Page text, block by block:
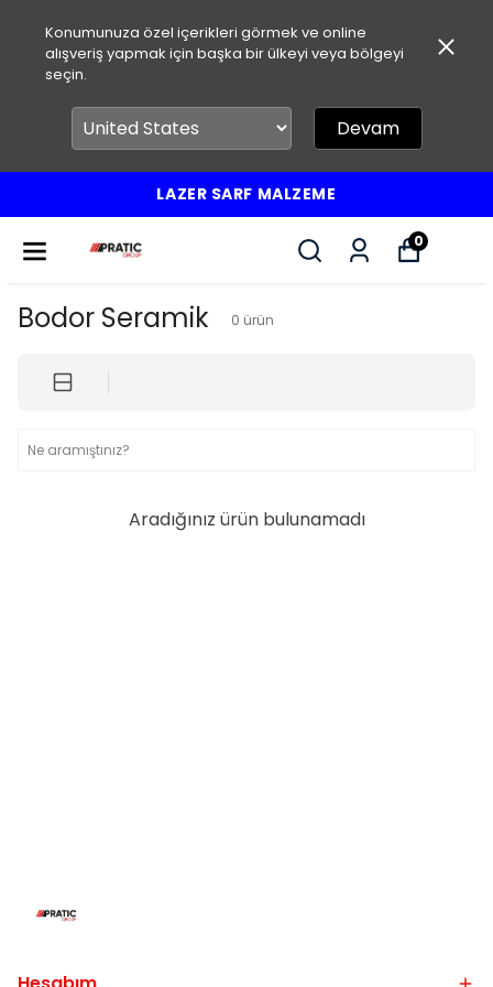
Konumunuza özel içerikleri görmek ve online
alışveriş yapmak için başka bir ülkeyi veya bölgeyi
seçin.
Devam
LAZER SARF MALZEME
0
Bodor Seramik 0 ürün
Aradığınız ürün bulunamadı